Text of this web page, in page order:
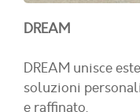
DREAM
DREAM unisce
soluzioni
e raffinato.